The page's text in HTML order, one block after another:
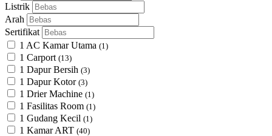
Listrik
Arah
Sertifikat
1 AC Kamar Utama (1)
1 Carport (13)
1 Dapur Bersih (3)
1 Dapur Kotor (3)
1 Drier Machine (1)
1 Fasilitas Room (1)
1 Gudang Kecil (1)
1 Kamar ART (40)